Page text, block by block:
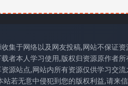
集于网络以及网友投稿,网站不保证
者本人学习使用,版权归资源原作者
源站点,网站内所有资源仅供学习交
站若无意中侵犯到您的版权利益,请来